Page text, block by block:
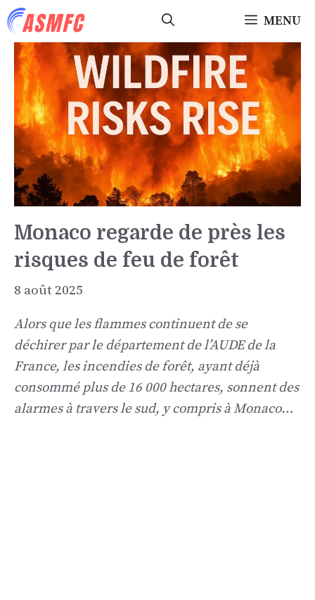
Aller
au
contenu
MENU
Monaco regarde de près les
risques de feu de forêt
8 août 2025
Alors que les flammes continuent de se
déchirer par le département de l’AUDE de la
France, les incendies de forêt, ayant déjà
consommé plus de 16 000 hectares, sonnent des
alarmes à travers le sud, y compris à Monaco…